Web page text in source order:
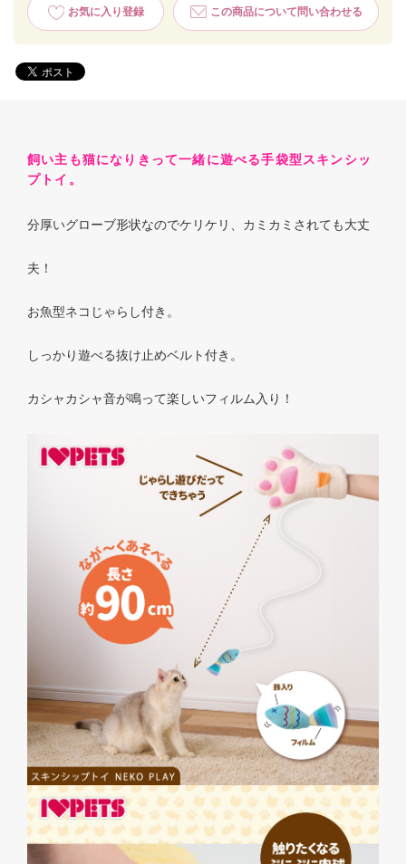
お気に入り登録 この商品について問い合わせる
飼い主も猫になりきって一緒に遊べる手袋型スキンシッ
プトイ。
分厚いグローブ形状なのでケリケリ、カミカミされても大丈
夫！
お魚型ネコじゃらし付き。
しっかり遊べる抜け止めベルト付き。
カシャカシャ音が鳴って楽しいフィルム入り！